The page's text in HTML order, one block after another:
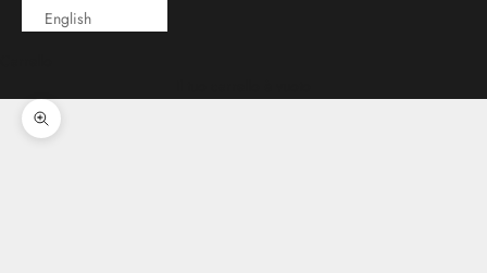
English
Ingrandisci immagine